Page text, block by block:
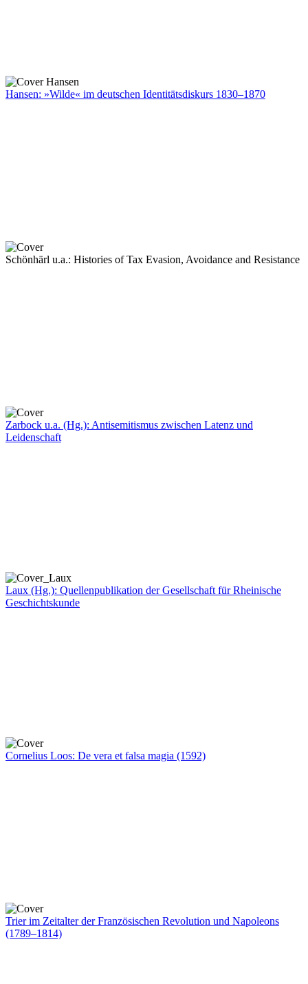
Hansen: »Wilde« im deutschen Identitätsdiskurs 1830–1870
Schönhärl u.a.: Histories of Tax Evasion, Avoidance and Resistance
Zarbock u.a. (Hg.): Antisemitismus zwischen Latenz und
Leidenschaft
Laux (Hg.): Quellenpublikation der Gesellschaft für Rheinische
Geschichtskunde
Cornelius Loos: De vera et falsa magia (1592)
Trier im Zeitalter der Französischen Revolution und Napoleons
(1789–1814)